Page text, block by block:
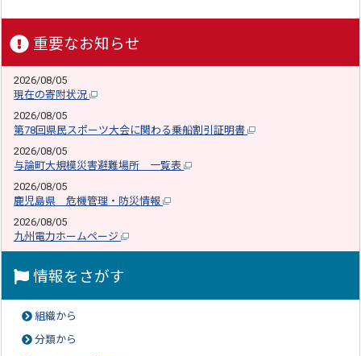
重要なお知らせ
2026/08/05
現在の寄附状況
2026/08/05
第78回県民スポーツ大会に関わる乗船割引証明書
2026/08/05
与論町大規模災害避難場所 一覧表
2026/08/05
鹿児島県 危機管理・防災情報
2026/08/05
九州電力ホームページ
情報をさがす
組織から
分類から